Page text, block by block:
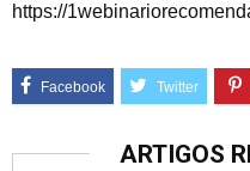
https://
ARTIGOS